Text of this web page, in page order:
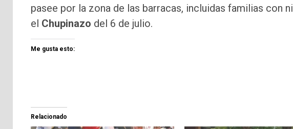
pasee por la zona de las barracas, incluidas familias con
el Chupinazo del 6 de julio.
Me gusta esto:
Relacionado